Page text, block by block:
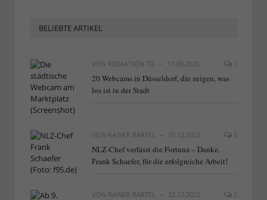
BELIEBTE ARTIKEL
VON REDAKTION TD 17.09.2020 1
20 Webcams in Düsseldorf, die zeigen, was
los ist in der Stadt
VON RAINER BARTEL 10.12.2022 5
NLZ-Chef verlässt die Fortuna – Danke,
Frank Schaefer, für die erfolgreiche Arbeit!
VON RAINER BARTEL 22.12.2022 2